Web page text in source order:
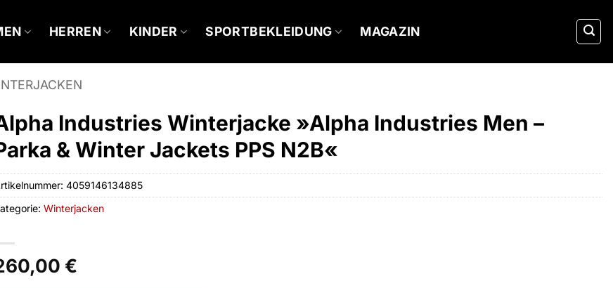
HERREN KINDER SPORTBEKLEIDUNG MAGAZIN
Industries Winterjacke »Alpha Industries Men –
& Winter Jackets PPS N2B«
€
4059146134885
Winterjacken